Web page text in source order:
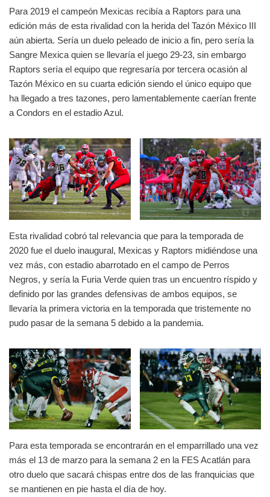
Para 2019 el campeón Mexicas recibía a Raptors para una
edición más de esta rivalidad con la herida del Tazón México III
aún abierta. Sería un duelo peleado de inicio a fin, pero sería la
Sangre Mexica quien se llevaría el juego 29-23, sin embargo
Raptors sería el equipo que regresaría por tercera ocasión al
Tazón México en su cuarta edición siendo el único equipo que
ha llegado a tres tazones, pero lamentablemente caerían frente
a Condors en el estadio Azul.
Esta rivalidad cobró tal relevancia que para la temporada de
2020 fue el duelo inaugural, Mexicas y Raptors midiéndose una
vez más, con estadio abarrotado en el campo de Perros
Negros, y sería la Furia Verde quien tras un encuentro ríspido y
definido por las grandes defensivas de ambos equipos, se
llevaría la primera victoria en la temporada que tristemente no
pudo pasar de la semana 5 debido a la pandemia.
Para esta temporada se encontrarán en el emparrillado una vez
más el 13 de marzo para la semana 2 en la FES Acatlán para
otro duelo que sacará chispas entre dos de las franquicias que
se mantienen en pie hasta el día de hoy.